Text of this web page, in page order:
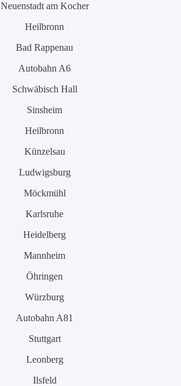
Neuenstadt am Kocher
Heilbronn
Bad Rappenau
Autobahn A6
Schwäbisch Hall
Sinsheim
Heilbronn
Künzelsau
Ludwigsburg
Möckmühl
Karlsruhe
Heidelberg
Mannheim
Öhringen
Würzburg
Autobahn A81
Stuttgart
Leonberg
Ilsfeld